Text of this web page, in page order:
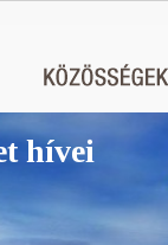
hívei